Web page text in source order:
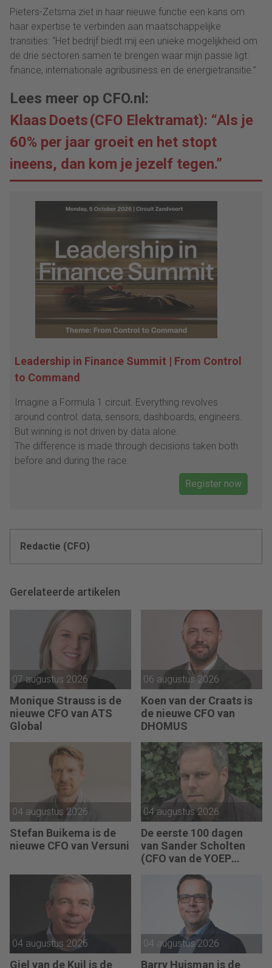
Pieters-Zetsma ziet in haar nieuwe functie een kans om
haar expertise te verbinden aan maatschappelijke
transities: “Het bedrijf biedt mij een unieke mogelijkheid om
de drie sectoren samen te brengen waar mijn passie ligt:
finance, internationale agribusiness en de energietransitie.”
Lees meer op CFO.nl:
Klaas Doets (CFO Elektramat): “Als je
60% per jaar groeit en het stopt
ineens, dan kom je jezelf tegen.”
Leadership in Finance Summit | From Control
to Command
Imagine a Formula 1 circuit. Everything revolves
around control: data, sensors, dashboards, engineers.
But winning is not driven by data alone.
The difference is made through decisions taken both
before and during the race.
Register now
Redactie (CFO)
Gerelateerde artikelen
07 augustus 2026
Monique Strauss is de
nieuwe CFO van ATS
Global
06 augustus 2026
Koen van der Craats is
de nieuwe CFO van
DHOMUS
04 augustus 2026
Stefan Buikema is de
nieuwe CFO van Versuni
04 augustus 2026
De eerste 100 dagen
van Sander Scholten
(CFO van de YOEP
sturing werkt pas echt
als mensen begrijpen
waarom keuzes nodig
04 augustus 2026
Giel van de Kuil is de
04 augustus 2026
Barry Huisman is de